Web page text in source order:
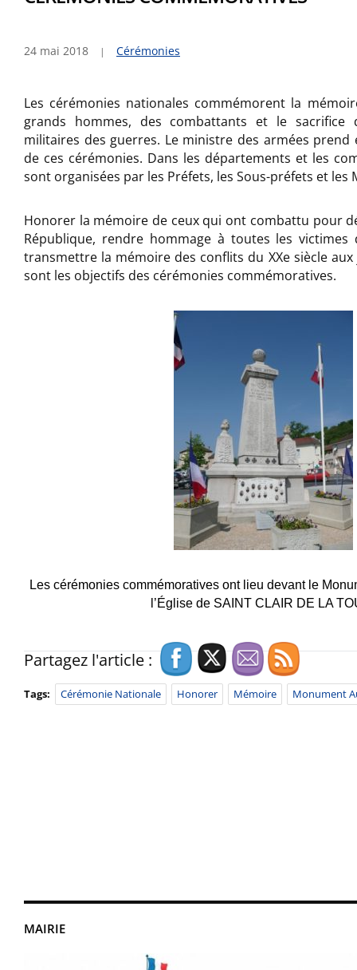
MAIRIE
24 mai 2018 Cérémonies
Les cérémonies nationales commémorent la
grands hommes, des combattants et le sacrifice
militaires des guerres. Le ministre des armées prend
de ces cérémonies. Dans les départements et les
sont organisées par les Préfets, les Sous-préfets et les
Honorer la mémoire de ceux qui ont combattu pour
République, rendre hommage à toutes les victimes
transmettre la mémoire des conflits du XXe siècle
sont les objectifs des cérémonies commémoratives.
Les cérémonies commémoratives ont lieu devant le
l’Église de SAINT CLAIR DE LA
Partagez l'article :
Tags: Cérémonie Nationale Honorer Mémoire Monument